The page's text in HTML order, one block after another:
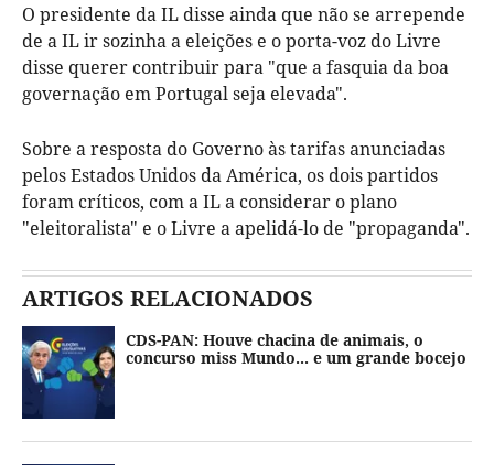
O presidente da IL disse ainda que não se arrepende
de a IL ir sozinha a eleições e o porta-voz do Livre
disse querer contribuir para "que a fasquia da boa
governação em Portugal seja elevada".
Sobre a resposta do Governo às tarifas anunciadas
pelos Estados Unidos da América, os dois partidos
foram críticos, com a IL a considerar o plano
"eleitoralista" e o Livre a apelidá-lo de "propaganda".
ARTIGOS RELACIONADOS
CDS-PAN: Houve chacina de animais, o
concurso miss Mundo... e um grande bocejo